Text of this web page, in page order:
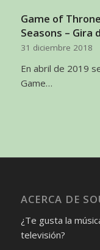
Game of
Seasons – Gira
31 diciembre 2018
En abril de 2019
Game…
ACERCA DE
¿Te gusta la
televisión?